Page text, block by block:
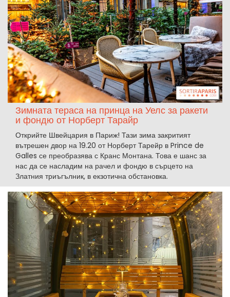
Зимната тераса на принца на Уелс за ракети
и фондю от Норберт Тарайр
Открийте Швейцария в Париж! Тази зима закритият
вътрешен двор на 19.20 от Норберт Тарейр в Prince de
Galles се преобразява с Кранс Монтана. Това е шанс за
нас да се насладим на рачел и фондю в сърцето на
Златния триъгълник, в екзотична обстановка.